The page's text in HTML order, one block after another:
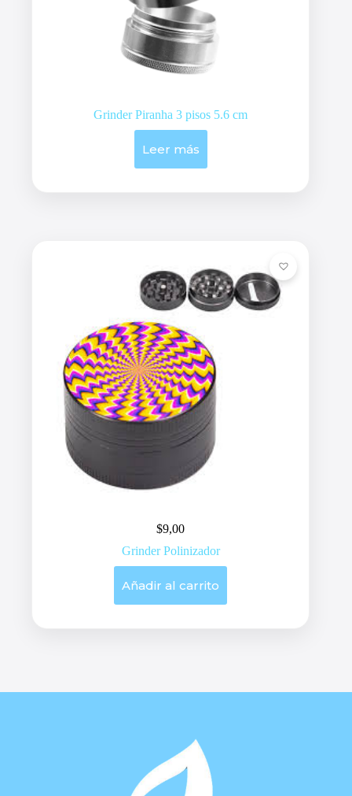
Grinder Piranha 3 pisos 5.6 cm
Leer más
$9,00
Grinder Polinizador
Añadir al carrito